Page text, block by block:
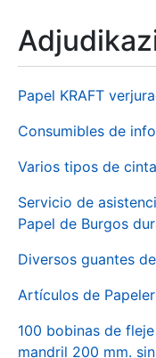
Papel KRAFT
Consumibles de
Varios tipos de
Servicio de
Papel de Burgos
Diversos guantes
Artículos de
100 bobinas de
mandril 200 mm.